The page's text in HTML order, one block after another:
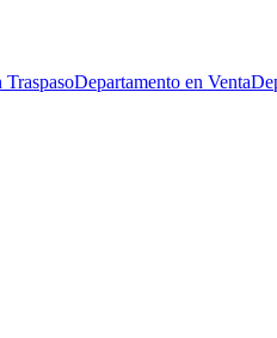
TraspasoDepartamento en Venta